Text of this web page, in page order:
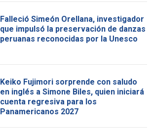
Falleció Simeón Orellana, investigador
que impulsó la preservación de danzas
peruanas reconocidas por la Unesco
Keiko Fujimori sorprende con saludo
en inglés a Simone Biles, quien iniciará
cuenta regresiva para los
Panamericanos 2027